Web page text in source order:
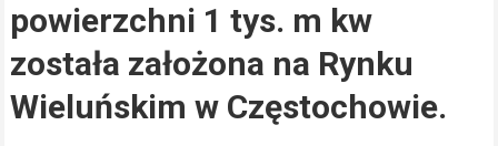
powierzchni 1 tys. m kw
została założona na Rynku
Wieluńskim w Częstochowie.